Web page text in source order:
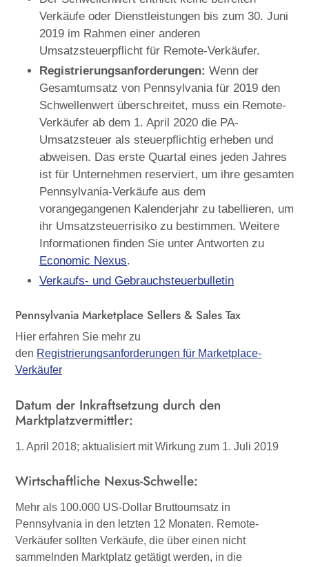
Verkäufe oder Dienstleistungen bis zum 30. Juni
2019 im Rahmen einer anderen
Umsatzsteuerpflicht für Remote-Verkäufer.
Registrierungsanforderungen: Wenn der
Gesamtumsatz von Pennsylvania für 2019 den
Schwellenwert überschreitet, muss ein Remote-
Verkäufer ab dem 1. April 2020 die PA-
Umsatzsteuer als steuerpflichtig erheben und
abweisen. Das erste Quartal eines jeden Jahres
ist für Unternehmen reserviert, um ihre gesamten
Pennsylvania-Verkäufe aus dem
vorangegangenen Kalenderjahr zu tabellieren, um
ihr Umsatzsteuerrisiko zu bestimmen. Weitere
Informationen finden Sie unter Antworten zu
Economic Nexus.
Verkaufs- und Gebrauchsteuerbulletin
Pennsylvania Marketplace Sellers & Sales Tax
Hier erfahren Sie mehr zu
den Registrierungsanforderungen für Marketplace-
Verkäufer
Datum der Inkraftsetzung durch den
Marktplatzvermittler:
1. April 2018; aktualisiert mit Wirkung zum 1. Juli 2019
Wirtschaftliche Nexus-Schwelle:
Mehr als 100.000 US-Dollar Bruttoumsatz in
Pennsylvania in den letzten 12 Monaten. Remote-
Verkäufer sollten Verkäufe, die über einen nicht
sammelnden Marktplatz getätigt werden, in die